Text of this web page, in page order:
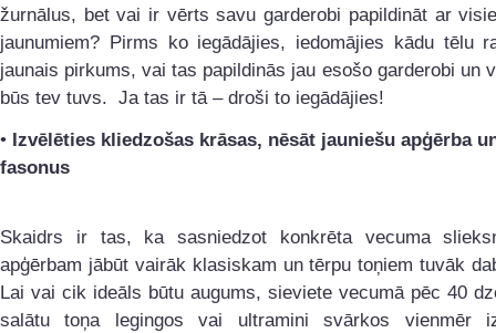
žurnālus, bet vai ir vērts savu garderobi papildināt ar
jaunumiem? Pirms ko iegādājies, iedomājies kādu tēlu
jaunais pirkums, vai tas papildinās jau esošo garderobi un
būs tev tuvs. Ja tas ir tā – droši to iegādājies!
• Izvēlēties kliedzošas krāsas, nēsāt jauniešu apģērba
fasonus
Skaidrs ir tas, ka sasniedzot konkrēta vecuma
apģērbam jābūt vairāk klasiskam un tērpu toņiem tuvāk
Lai vai cik ideāls būtu augums, sieviete vecumā pēc 40
salātu toņa legingos vai ultramini svārkos vienmēr